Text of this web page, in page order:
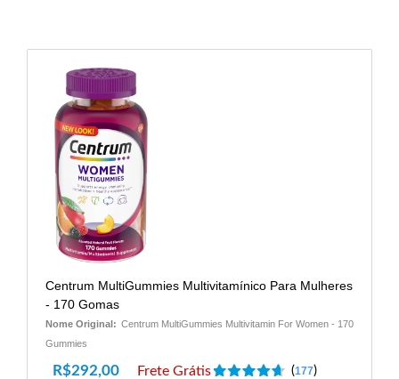
Centrum MultiGummies Multivitamínico Para Mulheres
- 170 Gomas
Nome Original: Centrum MultiGummies Multivitamin For Women - 170
Gummies
R$292,00 Frete Grátis (177)